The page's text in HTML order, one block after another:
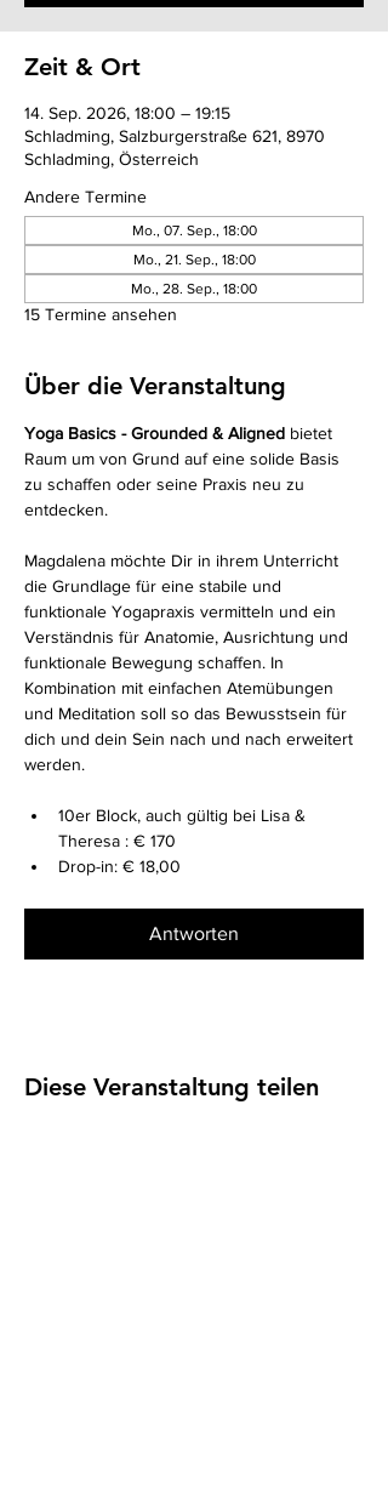
Zeit & Ort
14. Sep. 2026, 18:00 – 19:15
Schladming, Salzburgerstraße 621, 8970
Schladming, Österreich
Andere Termine
Mo., 07. Sep., 18:00
Mo., 21. Sep., 18:00
Mo., 28. Sep., 18:00
15 Termine ansehen
Über die Veranstaltung
Yoga Basics - Grounded & Aligned bietet
Raum um von Grund auf eine solide Basis
zu schaffen oder seine Praxis neu zu
entdecken.
Magdalena möchte Dir in ihrem Unterricht
die Grundlage für eine stabile und
funktionale Yogapraxis vermitteln und ein
Verständnis für Anatomie, Ausrichtung und
funktionale Bewegung schaffen. In
Kombination mit einfachen Atemübungen
und Meditation soll so das Bewusstsein für
dich und dein Sein nach und nach erweitert
werden.
10er Block, auch gültig bei Lisa &
Theresa : € 170
Drop-in: € 18,00
Antworten
Diese Veranstaltung teilen